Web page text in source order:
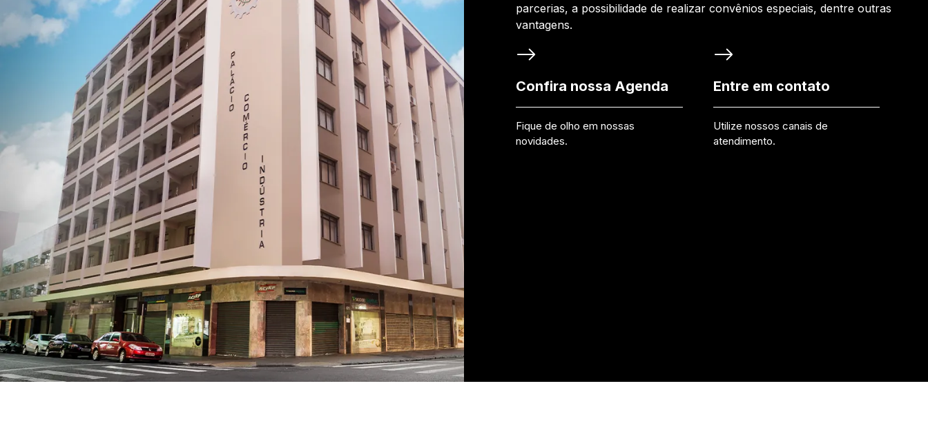
parcerias, a possibilidade de realizar convênios especiais, dentre outras
vantagens.
Confira nossa Agenda
Fique de olho em nossas
novidades.
Entre em contato
Utilize nossos canais de
atendimento.